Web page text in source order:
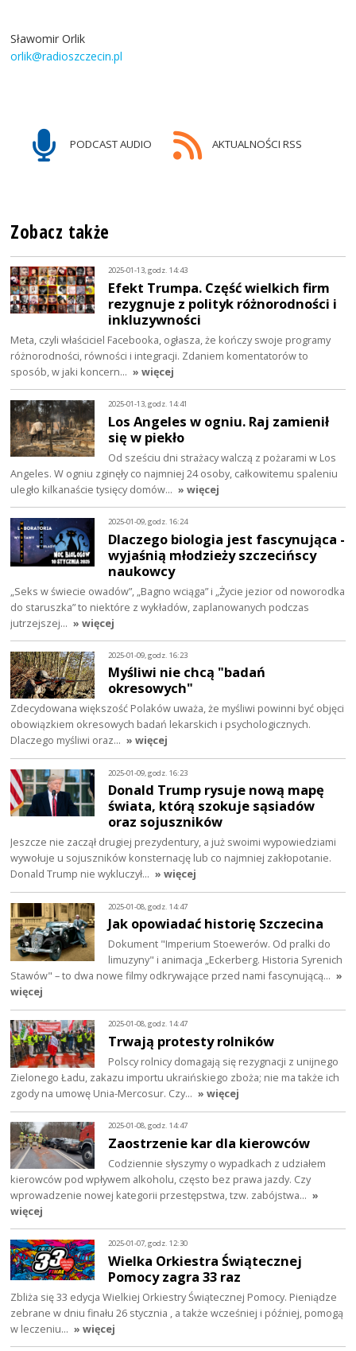
Sławomir Orlik
orlik@radioszczecin.pl
PODCAST AUDIO AKTUALNOŚCI RSS
Zobacz także
2025-01-13, godz. 14:43
Efekt Trumpa. Część wielkich firm
rezygnuje z polityk różnorodności i
inkluzywności
Meta, czyli właściciel Facebooka, ogłasza, że kończy swoje programy
różnorodności, równości i integracji. Zdaniem komentatorów to
sposób, w jaki koncern… » więcej
2025-01-13, godz. 14:41
Los Angeles w ogniu. Raj zamienił
się w piekło
Od sześciu dni strażacy walczą z pożarami w Los
Angeles. W ogniu zginęły co najmniej 24 osoby, całkowitemu spaleniu
uległo kilkanaście tysięcy domów… » więcej
2025-01-09, godz. 16:24
Dlaczego biologia jest fascynująca -
wyjaśnią młodzieży szczecińscy
naukowcy
„Seks w świecie owadów”, „Bagno wciąga” i „Życie jezior od noworodka
do staruszka” to niektóre z wykładów, zaplanowanych podczas
jutrzejszej… » więcej
2025-01-09, godz. 16:23
Myśliwi nie chcą "badań
okresowych"
Zdecydowana większość Polaków uważa, że myśliwi powinni być objęci
obowiązkiem okresowych badań lekarskich i psychologicznych.
Dlaczego myśliwi oraz… » więcej
2025-01-09, godz. 16:23
Donald Trump rysuje nową mapę
świata, którą szokuje sąsiadów
oraz sojuszników
Jeszcze nie zaczął drugiej prezydentury, a już swoimi wypowiedziami
wywołuje u sojuszników konsternację lub co najmniej zakłopotanie.
Donald Trump nie wykluczył… » więcej
2025-01-08, godz. 14:47
Jak opowiadać historię Szczecina
Dokument "Imperium Stoewerów. Od pralki do
limuzyny" i animacja „Eckerberg. Historia Syrenich
Stawów" – to dwa nowe filmy odkrywające przed nami fascynującą… »
więcej
2025-01-08, godz. 14:47
Trwają protesty rolników
Polscy rolnicy domagają się rezygnacji z unijnego
Zielonego Ładu, zakazu importu ukraińskiego zboża; nie ma także ich
zgody na umowę Unia-Mercosur. Czy… » więcej
2025-01-08, godz. 14:47
Zaostrzenie kar dla kierowców
Codziennie słyszymy o wypadkach z udziałem
kierowców pod wpływem alkoholu, często bez prawa jazdy. Czy
wprowadzenie nowej kategorii przestępstwa, tzw. zabójstwa… »
więcej
2025-01-07, godz. 12:30
Wielka Orkiestra Świątecznej
Pomocy zagra 33 raz
Zbliża się 33 edycja Wielkiej Orkiestry Świątecznej Pomocy. Pieniądze
zebrane w dniu finału 26 stycznia , a także wcześniej i później, pomogą
w leczeniu… » więcej